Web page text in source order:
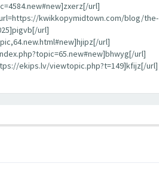
url]
kwikkopymidtown.com/blog/the-
url]
url]
url]
ekips.lv/viewtopic.php?t=149]kfijz[/url]